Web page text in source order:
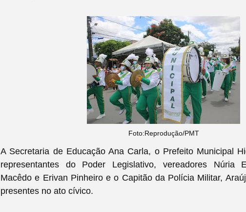
Foto:Reprodução/PMT
A Secretaria de Educação Ana Carla, o Prefeito Municipal
representantes do Poder Legislativo, vereadores Núria
Macêdo e Erivan Pinheiro e o Capitão da Polícia Militar,
presentes no ato cívico.